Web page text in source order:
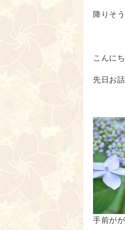
降りそ
こんに
先日お
手前が